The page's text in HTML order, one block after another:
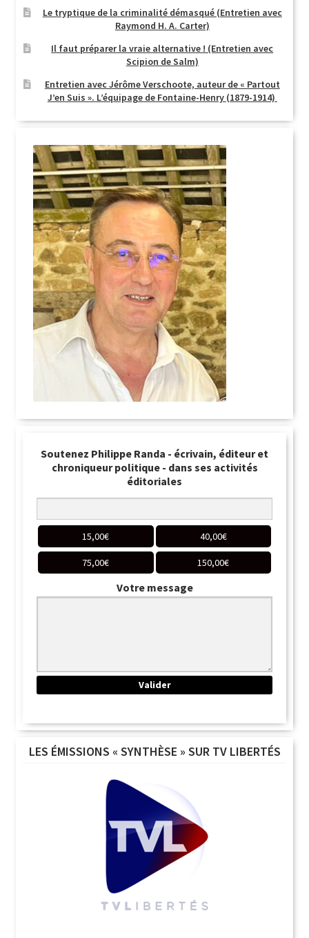
Le tryptique de la criminalité démasqué (Entretien avec
Raymond H. A. Carter)
Il faut préparer la vraie alternative ! (Entretien avec
Scipion de Salm)
Entretien avec Jérôme Verschoote, auteur de « Partout
J’en Suis ». L’équipage de Fontaine-Henry (1879-1914)
Soutenez Philippe Randa - écrivain, éditeur et
chroniqueur politique - dans ses activités
éditoriales
15,00€ 40,00€
75,00€ 150,00€
Votre message
LES ÉMISSIONS « SYNTHÈSE » SUR TV LIBERTÉS